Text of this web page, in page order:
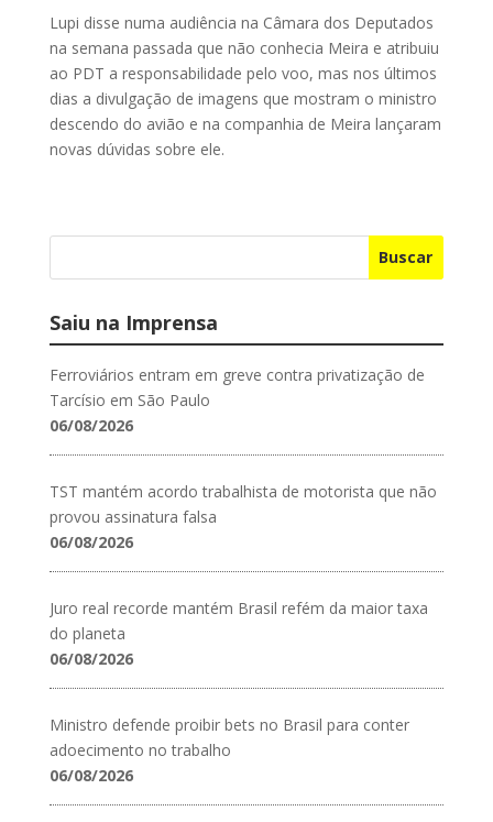
Lupi disse numa audiência na Câmara dos Deputados
na semana passada que não conhecia Meira e atribuiu
ao PDT a responsabilidade pelo voo, mas nos últimos
dias a divulgação de imagens que mostram o ministro
descendo do avião e na companhia de Meira lançaram
novas dúvidas sobre ele.
Buscar
Saiu na Imprensa
Ferroviários entram em greve contra privatização de
Tarcísio em São Paulo
06/08/2026
TST mantém acordo trabalhista de motorista que não
provou assinatura falsa
06/08/2026
Juro real recorde mantém Brasil refém da maior taxa
do planeta
06/08/2026
Ministro defende proibir bets no Brasil para conter
adoecimento no trabalho
06/08/2026